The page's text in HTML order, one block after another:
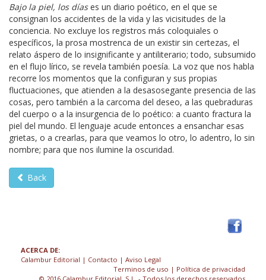
Bajo la piel, los díases un diario poético, en el que se
consignan los accidentes de la vida y las vicisitudes de la
conciencia. No excluye los registros más coloquiales o
específicos, la prosa mostrenca de un existir sin certezas, el
relato áspero de lo insignificante y antiliterario; todo, subsumido
en el flujo lírico, se revela también poesía. La voz que nos habla
recorre los momentos que la configuran y sus propias
fluctuaciones, que atienden a la desasosegante presencia de las
cosas, pero también a la carcoma del deseo, a las quebraduras
del cuerpo o a la insurgencia de lo poético: a cuanto fractura la
piel del mundo. El lenguaje acude entonces a ensanchar esas
grietas, o a crearlas, para que veamos lo otro, lo adentro, lo sin
nombre; para que nos ilumine la oscuridad.
Back
ACERCA DE:
Calambur Editorial | Contacto | Aviso Legal
Terminos de uso | Política de privacidad